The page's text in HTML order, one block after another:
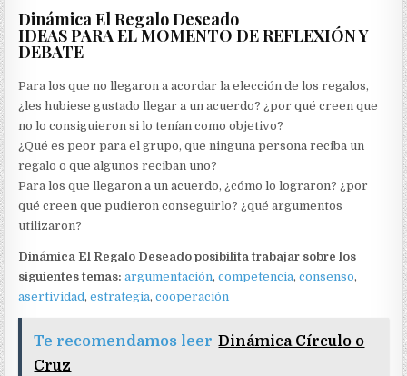
Dinámica El Regalo Deseado
IDEAS PARA EL MOMENTO DE REFLEXIÓN Y
DEBATE
Para los que no llegaron a acordar la elección de los regalos,
¿les hubiese gustado llegar a un acuerdo? ¿por qué creen que
no lo consiguieron si lo tenían como objetivo?
¿Qué es peor para el grupo, que ninguna persona reciba un
regalo o que algunos reciban uno?
Para los que llegaron a un acuerdo, ¿cómo lo lograron? ¿por
qué creen que pudieron conseguirlo? ¿qué argumentos
utilizaron?
Dinámica El Regalo Deseado posibilita trabajar sobre los
siguientes temas:argumentación,competencia,consenso,
asertividad,estrategia,cooperación
Te recomendamos leer Dinámica Círculo o
Cruz